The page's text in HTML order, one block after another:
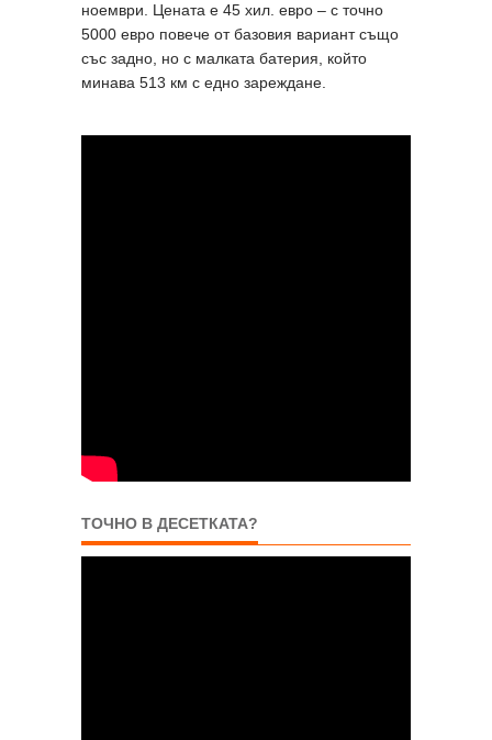
ноември. Цената е 45 хил. евро – с точно
5000 евро повече от базовия вариант също
със задно, но с малката батерия, който
минава 513 км с едно зареждане.
ТОЧНО В ДЕСЕТКАТА?